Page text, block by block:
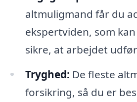
altmuligmand får du
ekspertviden, som
sikre, at arbejdet
Tryghed: De fleste
forsikring, så du er